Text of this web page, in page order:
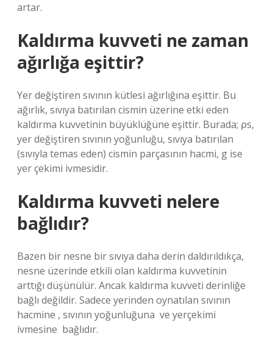
artar.
Kaldırma kuvveti ne zaman
ağırlığa eşittir?
Yer değiştiren sıvının kütlesi ağırlığına eşittir. Bu
ağırlık, sıvıya batırılan cismin üzerine etki eden
kaldırma kuvvetinin büyüklüğüne eşittir. Burada; ⍴s,
yer değiştiren sıvının yoğunluğu, sıvıya batırılan
(sıvıyla temas eden) cismin parçasının hacmi, g ise
yer çekimi ivmesidir.
Kaldırma kuvveti nelere
bağlıdır?
Bazen bir nesne bir sıvıya daha derin daldırıldıkça,
nesne üzerinde etkili olan kaldırma kuvvetinin
arttığı düşünülür. Ancak kaldırma kuvveti derinliğe
bağlı değildir. Sadece yerinden oynatılan sıvının
hacmine ‍, sıvının yoğunluğuna ‍ ve yerçekimi
ivmesine ‍ bağlıdır.